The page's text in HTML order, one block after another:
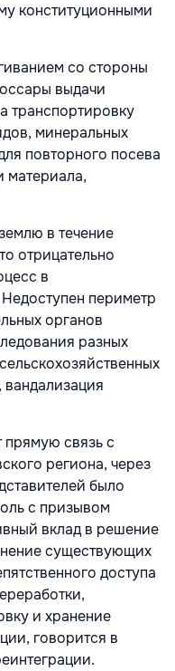
конституционными
со стороны
выдачи
транспортировку
минеральных
повторного посева
материала,
в течение
отрицательно
в
периметр
органов
разных
связь с
региона, через
было
с призывом
вклад в решение
существующих
доступа
и хранение
говорится в